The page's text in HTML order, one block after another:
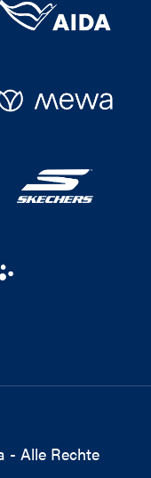
- Alle Rechte